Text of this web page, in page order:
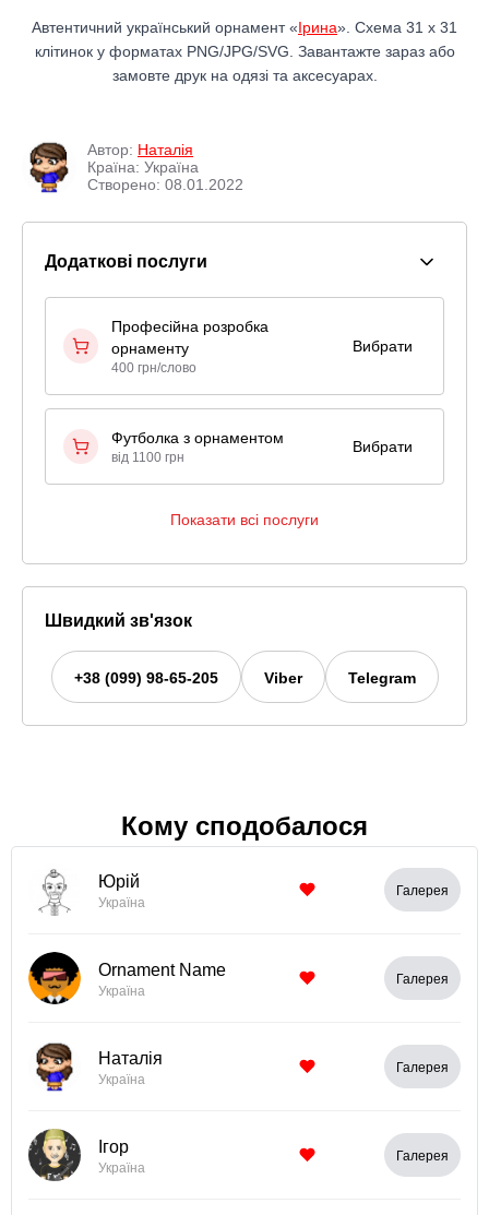
Автентичний український орнамент «Ірина». Схема 31 x 31
клітинок у форматах PNG/JPG/SVG. Завантажте зараз або
замовте друк на одязі та аксесуарах.
Автор: Наталія
Країна: Україна
Створено: 08.01.2022
Додаткові послуги
Професійна розробка
орнаменту
400 грн/слово
Вибрати
Футболка з орнаментом
від 1100 грн
Вибрати
Показати всі послуги
Швидкий зв'язок
+38 (099) 98-65-205 Viber Telegram
Кому сподобалося
Юрій
Україна
Галерея
Ornament Name
Україна
Галерея
Наталія
Україна
Галерея
Ігор
Україна
Галерея